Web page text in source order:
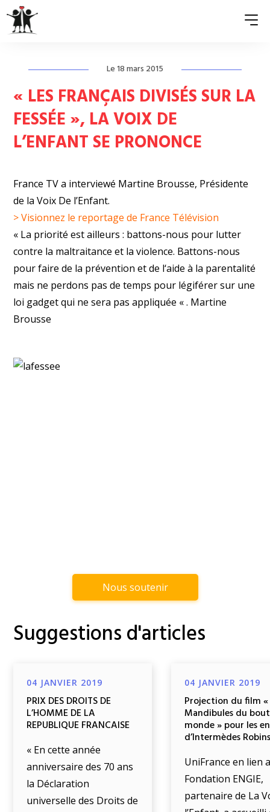
QUI SOMMES-NOUS ?
ASSOCIATIONS MEMBRES
NOS ACTIONS
ACTUALITÉS
PRESSE
Le 18 mars 2015
« LES FRANÇAIS DIVISÉS SUR LA
FESSÉE », LA VOIX DE
L’ENFANT SE PRONONCE
France TV a interviewé Martine Brousse, Présidente
de la Voix De l’Enfant.
> Visionnez le reportage de France Télévision
« La priorité est ailleurs : battons-nous pour lutter
contre la maltraitance et la violence. Battons-nous
pour faire de la prévention et de l‘aide à la parentalité
mais ne perdons pas de temps pour légiférer sur une
loi gadget qui ne sera pas appliquée « . Martine
Brousse
Nous soutenir
Suggestions d'articles
04 JANVIER 2019
PRIX DES DROITS DE
L’HOMME DE LA
REPUBLIQUE FRANCAISE
« En cette année
anniversaire des 70 ans
la Déclaration
universelle des Droits de
04 JANVIER 2019
Projection du film «
Mandibules du
monde » pour les
d’Intermèdes
UniFrance en lien
Fondation ENGIE,
partenaire de La